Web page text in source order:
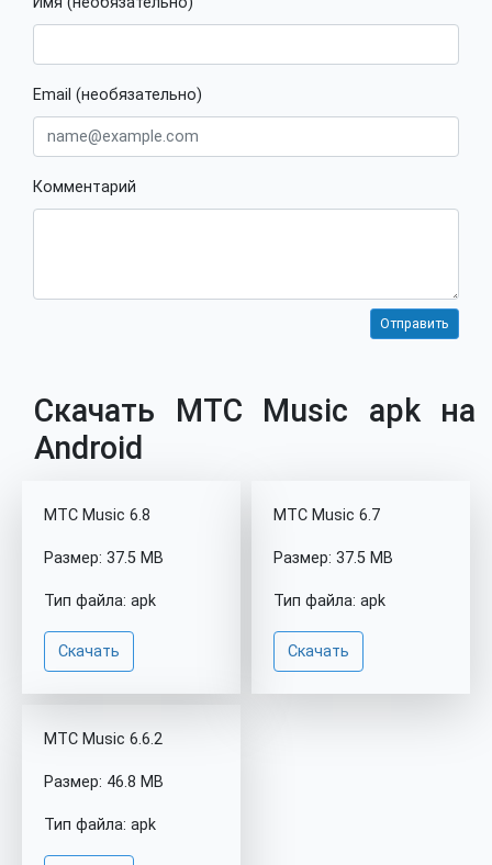
Email (необязательно)
Комментарий
Скачать МТС Music apk на
Android
МТС Music 6.8
Размер: 37.5 MB
Тип файла: apk
Скачать
МТС Music 6.7
Размер: 37.5 MB
Тип файла: apk
Скачать
МТС Music 6.6.2
Размер: 46.8 MB
Тип файла: apk